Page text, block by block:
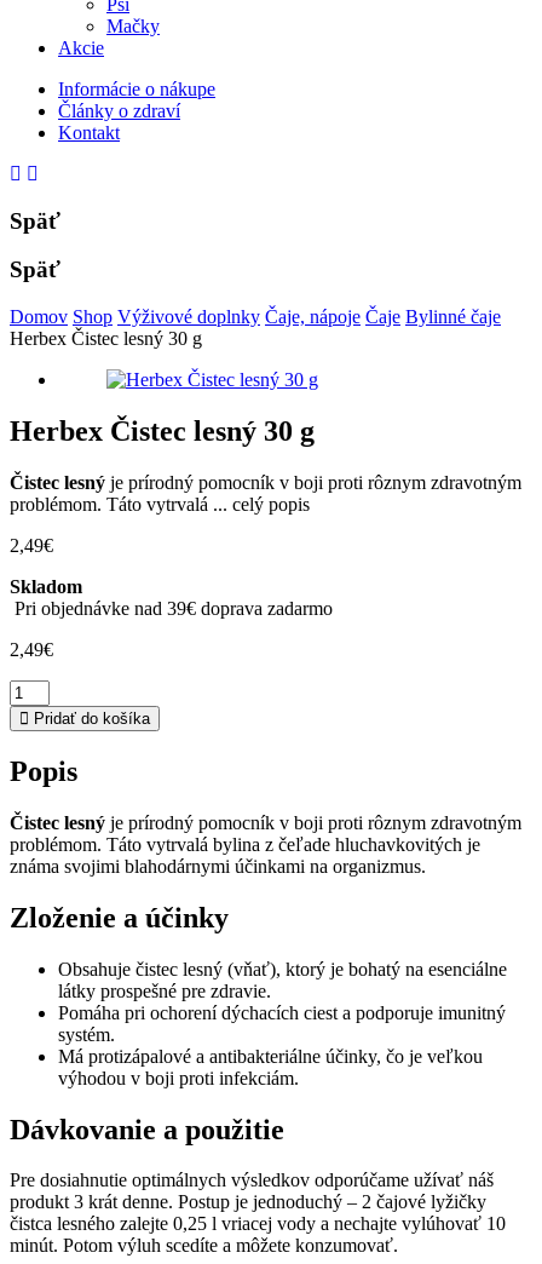
Psi
Mačky
Akcie
Informácie o nákupe
Články o zdraví
Kontakt
Späť
Späť
Domov Shop Výživové doplnky Čaje, nápoje Čaje Bylinné čaje
Herbex Čistec lesný 30 g
Herbex Čistec lesný 30 g
Čistec lesný je prírodný pomocník v boji proti rôznym zdravotným
problémom. Táto vytrvalá ... celý popis
2,49€
Skladom
Pri objednávke nad 39€ doprava zadarmo
2,49€
množstvo
Herbex
Čistec
30
Pridať do košíka
Popis
Čistec lesný je prírodný pomocník v boji proti rôznym zdravotným
problémom. Táto vytrvalá bylina z čeľade hluchavkovitých je
známa svojimi blahodárnymi účinkami na organizmus.
Zloženie a účinky
Obsahuje čistec lesný (vňať), ktorý je bohatý na esenciálne
látky prospešné pre zdravie.
Pomáha pri ochorení dýchacích ciest a podporuje imunitný
systém.
Má protizápalové a antibakteriálne účinky, čo je veľkou
výhodou v boji proti infekciám.
Dávkovanie a použitie
Pre dosiahnutie optimálnych výsledkov odporúčame užívať náš
produkt 3 krát denne. Postup je jednoduchý – 2 čajové lyžičky
čistca lesného zalejte 0,25 l vriacej vody a nechajte vylúhovať 10
minút. Potom výluh scedíte a môžete konzumovať.